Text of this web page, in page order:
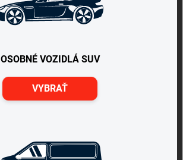
OSOBNÉ VOZIDLÁ SUV
VYBRAŤ